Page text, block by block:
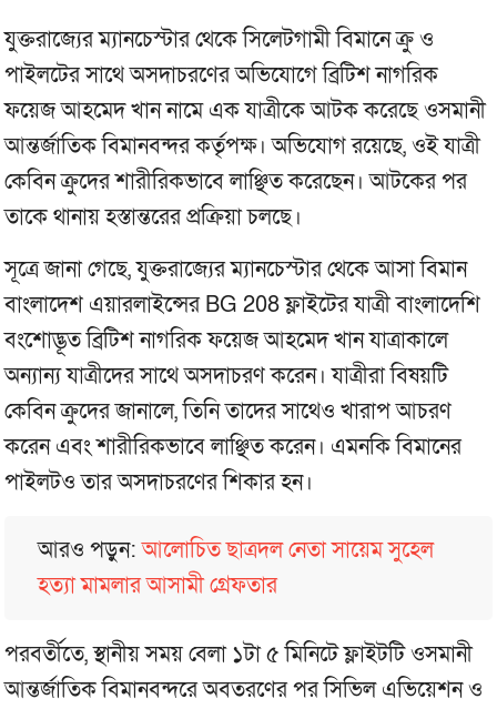
যুক্তরাজ্যের ম্যানচেস্টার থেকে সিলেটগামী বিমানে ক্রু ও
পাইলটের সাথে অসদাচরণের অভিযোগে ব্রিটিশ নাগরিক
ফয়েজ আহমেদ খান নামে এক যাত্রীকে আটক করেছে ওসমানী
আন্তর্জাতিক বিমানবন্দর কর্তৃপক্ষ। অভিযোগ রয়েছে, ওই যাত্রী
কেবিন ক্রুদের শারীরিকভাবে লাঞ্ছিত করেছেন। আটকের পর
তাকে থানায় হস্তান্তরের প্রক্রিয়া চলছে।
সূত্রে জানা গেছে, যুক্তরাজ্যের ম্যানচেস্টার থেকে আসা বিমান
বাংলাদেশ এয়ারলাইন্সের BG 208 ফ্লাইটের যাত্রী বাংলাদেশি
বংশোদ্ভূত ব্রিটিশ নাগরিক ফয়েজ আহমেদ খান যাত্রাকালে
অন্যান্য যাত্রীদের সাথে অসদাচরণ করেন। যাত্রীরা বিষয়টি
কেবিন ক্রুদের জানালে, তিনি তাদের সাথেও খারাপ আচরণ
করেন এবং শারীরিকভাবে লাঞ্ছিত করেন। এমনকি বিমানের
পাইলটও তার অসদাচরণের শিকার হন।
আরও পড়ুন:আলোচিত ছাত্রদল নেতা সায়েম সুহেল
হত্যা মামলার আসামী গ্রেফতার
পরবর্তীতে, স্থানীয় সময় বেলা ১টা ৫ মিনিটে ফ্লাইটটি ওসমানী
আন্তর্জাতিক বিমানবন্দরে অবতরণের পর সিভিল এভিয়েশন ও